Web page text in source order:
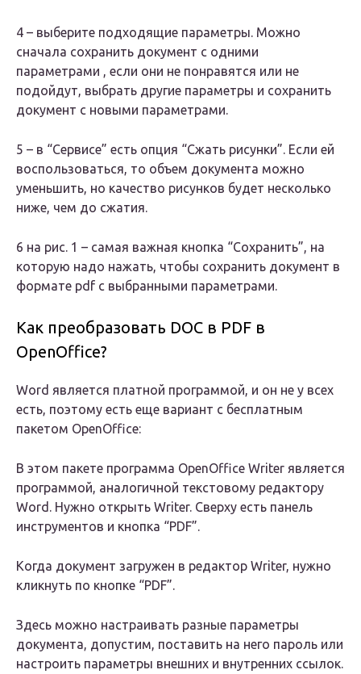
4 – выберите подходящие параметры. Можно
сначала сохранить документ с одними
параметрами , если они не понравятся или не
подойдут, выбрать другие параметры и сохранить
документ с новыми параметрами.
5 – в “Сервисе” есть опция “Сжать рисунки”. Если ей
воспользоваться, то объем документа можно
уменьшить, но качество рисунков будет несколько
ниже, чем до сжатия.
6 на рис. 1 – самая важная кнопка “Сохранить”, на
которую надо нажать, чтобы сохранить документ в
формате pdf с выбранными параметрами.
Как преобразовать DOC в PDF в
OpenOffice?
Word является платной программой, и он не у всех
есть, поэтому есть еще вариант с бесплатным
пакетом OpenOffice:
В этом пакете программа OpenOffice Writer является
программой, аналогичной текстовому редактору
Word. Нужно открыть Writer. Сверху есть панель
инструментов и кнопка “PDF”.
Когда документ загружен в редактор Writer, нужно
кликнуть по кнопке “PDF”.
Здесь можно настраивать разные параметры
документа, допустим, поставить на него пароль или
настроить параметры внешних и внутренних ссылок.